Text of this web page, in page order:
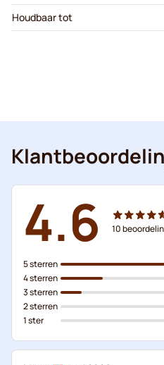
Houdbaar tot
4.6 10
5 sterren
4 sterren
3 sterren
2 sterren
1 ster